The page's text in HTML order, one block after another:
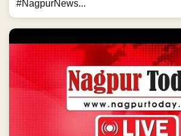
#NagpurNews...